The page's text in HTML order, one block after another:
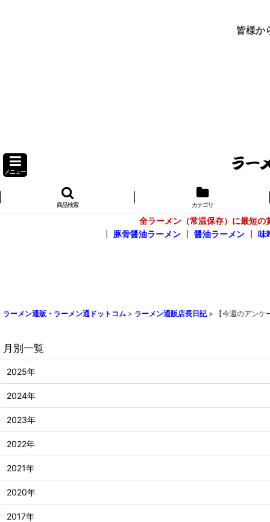
皆様か
メニュー
商品検索 カテゴリ
全ラーメン（常温保存）に最短の
豚骨醤油ラーメン 醤油ラーメン 味
ラーメン通販・ラーメン通ドットコム > ラーメン通販店長日記 > 【今週のアン
月別一覧
2025年
2024年
2023年
2022年
2021年
2020年
2017年